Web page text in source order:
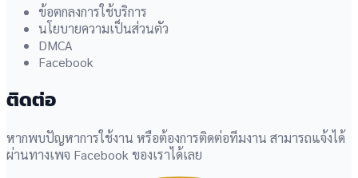
ข้อตกลงการใช้บริการ
นโยบายความเป็นส่วนตัว
DMCA
Facebook
ติดต่อ
หากพบปัญหาการใช้งาน หรือต้องการติดต่อทีมงาน สามารถแจ้งได้
ผ่านทางเพจ Facebook ของเราได้เลย